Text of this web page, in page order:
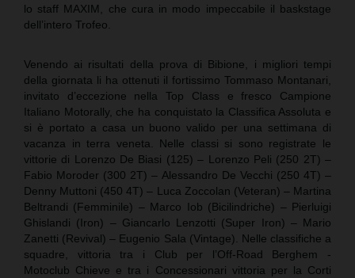
lo staff MAXIM, che cura in modo impeccabile il baskstage
dell’intero Trofeo.
Venendo ai risultati della prova di Bibione, i migliori tempi
della giornata li ha ottenuti il fortissimo Tommaso Montanari,
invitato d’eccezione nella Top Class e fresco Campione
Italiano Motorally, che ha conquistato la Classifica Assoluta e
si è portato a casa un buono valido per una settimana di
vacanza in terra veneta. Nelle classi si sono registrate le
vittorie di Lorenzo De Biasi (125) – Lorenzo Peli (250 2T) –
Fabio Moroder (300 2T) – Alessandro De Vecchi (250 4T) –
Denny Muttoni (450 4T) – Luca Zoccolan (Veteran) – Martina
Beltrandi (Femminile) – Marco Iob (Bicilindriche) – Pierluigi
Ghislandi (Iron) – Giancarlo Lenzotti (Super Iron) – Mario
Zanetti (Revival) – Eugenio Sala (Vintage). Nelle classifiche a
squadre, vittoria tra i Club per l’Off-Road Berghem -
Motoclub Chieve e tra i Concessionari vittoria per la Corti